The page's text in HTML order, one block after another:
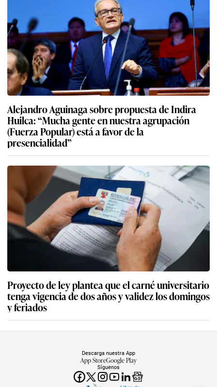
Alejandro Aguinaga sobre propuesta de Indira
Huilca: “Mucha gente en nuestra agrupación
(Fuerza Popular) está a favor de la
presencialidad”
Proyecto de ley plantea que el carné universitario
tenga vigencia de dos años y validez los domingos
y feriados
Síguenos
Descarga nuestra App
App StoreGoogle Play